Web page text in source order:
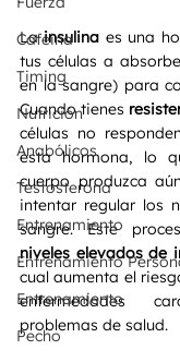
Cafeina
Timing
Nutrición
Anabólicos
Testosterona
Entrenamiento
Entrenamiento
Entrenamiento
Pecho
La insulina es una
tus células a
en la sangre) para
Cuando tienes
células no
esta hormona, lo
cuerpo produzca
intentar regular los
niveles elevados de
cual aumenta el
enfermedades
problemas de salud.